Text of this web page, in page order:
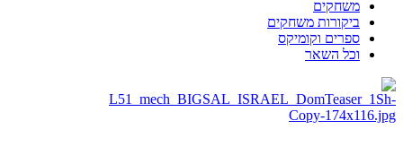
משחקים
ביקורות משחקים
ספרים וקומיקס
וכל השאר